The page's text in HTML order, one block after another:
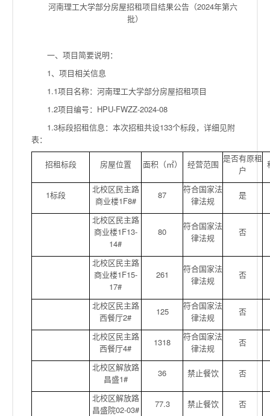
河南理工大学部分房屋招租项目结果公告（2024年第六
批）
一、项目简要说明：
1、项目相关信息
1.1项目名称：河南理工大学部分房屋招租项目
1.2项目编号：HPU-FWZZ-2024-08
1.3标段招租信息：本次招租共设133个标段，详细见附
表：
招租标段 房屋位置 面积（㎡） 经营范围
是否有原租
户
1标段
北校区民主路
商业楼1F8#
87
符合国家法
律法规
是
北校区民主路
商业楼1F13-
14#
80
符合国家法
律法规
否
北校区民主路
商业楼1F15-
17#
261
符合国家法
律法规
否
北校区民主路
西餐厅2#
125
符合国家法
律法规
否
北校区民主路
西餐厅4#
1318
符合国家法
律法规
否
北校区解放路
昌盛1#
36 禁止餐饮 否
北校区解放路
昌盛院02-03#
77.3 禁止餐饮 否